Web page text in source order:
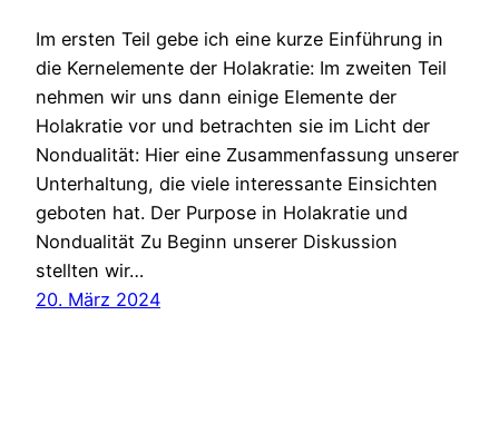
Im ersten Teil gebe ich eine kurze Einführung in
die Kernelemente der Holakratie: Im zweiten Teil
nehmen wir uns dann einige Elemente der
Holakratie vor und betrachten sie im Licht der
Nondualität: Hier eine Zusammenfassung unserer
Unterhaltung, die viele interessante Einsichten
geboten hat. Der Purpose in Holakratie und
Nondualität Zu Beginn unserer Diskussion
stellten wir…
20. März 2024